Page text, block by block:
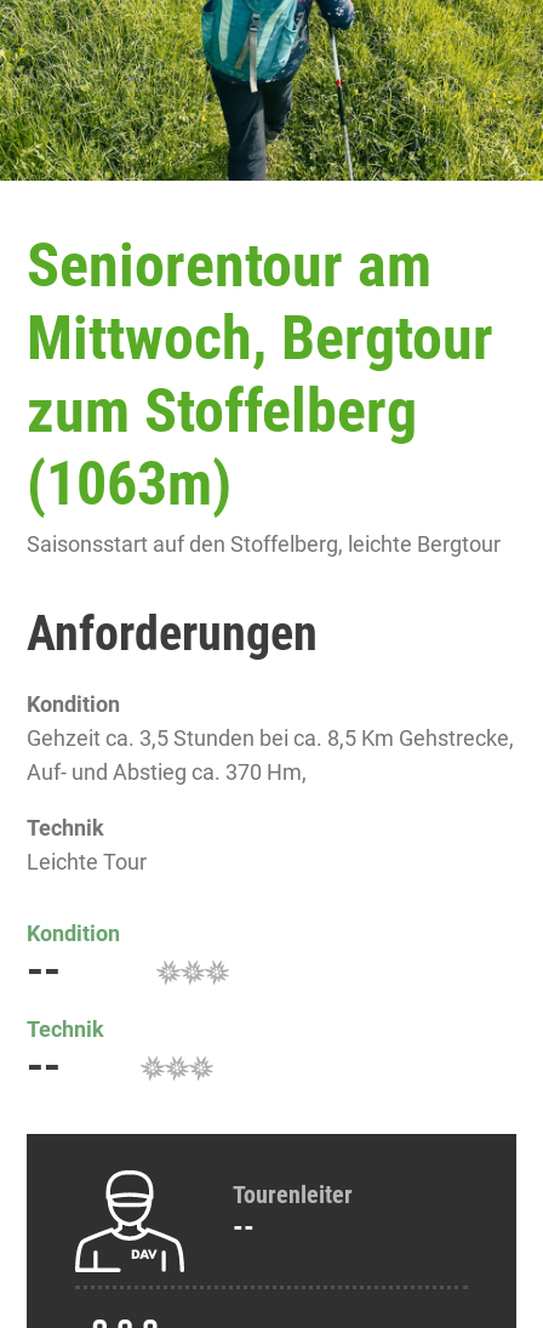
Seniorentour am
Mittwoch, Bergtour
zum Stoffelberg
(1063m)
Saisonsstart auf den Stoffelberg, leichte Bergtour
Anforderungen
Kondition
Gehzeit ca. 3,5 Stunden bei ca. 8,5 Km Gehstrecke,
Auf- und Abstieg ca. 370 Hm,
Technik
Leichte Tour
Kondition
--
Technik
--
Tourenleiter
--